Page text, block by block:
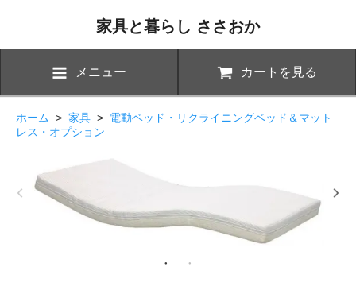
家具と暮らし ささおか
メニュー カートを見る
ホーム > 家具 > 電動ベッド・リクライニングベッド＆マット
レス・オプション